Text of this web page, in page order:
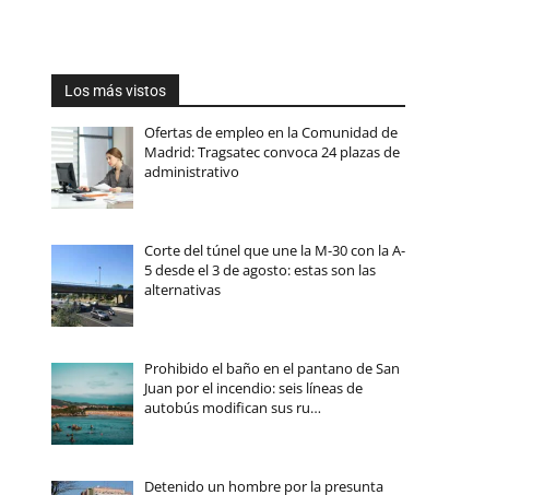
Los más vistos
Ofertas de empleo en la Comunidad de
Madrid: Tragsatec convoca 24 plazas de
administrativo
Corte del túnel que une la M-30 con la A-
5 desde el 3 de agosto: estas son las
alternativas
Prohibido el baño en el pantano de San
Juan por el incendio: seis líneas de
autobús modifican sus ru…
Detenido un hombre por la presunta